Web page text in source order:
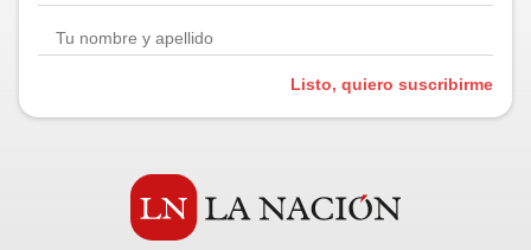
Listo, quiero suscribirme